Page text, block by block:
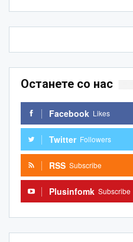
Останете со нас
Facebook Likes
Twitter Followers
RSS Subscribe
Plusinfomk Subscribe